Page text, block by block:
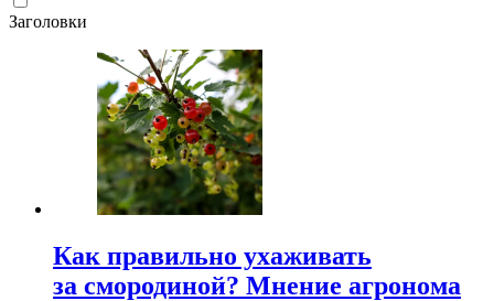
Заголовки
Как правильно ухаживать
за смородиной? Мнение агронома